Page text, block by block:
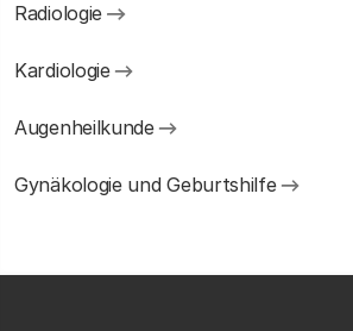
Radiologie
Kardiologie
Augenheilkunde
Gynäkologie und Geburtshilfe